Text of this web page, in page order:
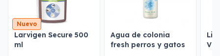
Nuevo
Larvigen Secure 500
ml
Agua de colonia
fresh perros y gatos